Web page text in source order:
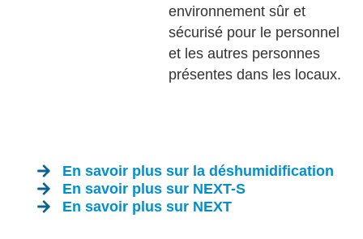
environnement sûr et
sécurisé pour le personnel
et les autres personnes
présentes dans les locaux.
En savoir plus sur la déshumidification
En savoir plus sur NEXT-S
En savoir plus sur NEXT